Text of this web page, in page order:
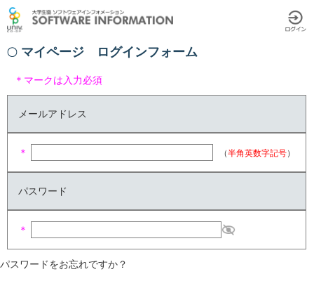
マイページ ログインフォーム
＊マークは入力必須
メールアドレス
＊ （半角英数字記号）
パスワード
＊
パスワードをお忘れですか？